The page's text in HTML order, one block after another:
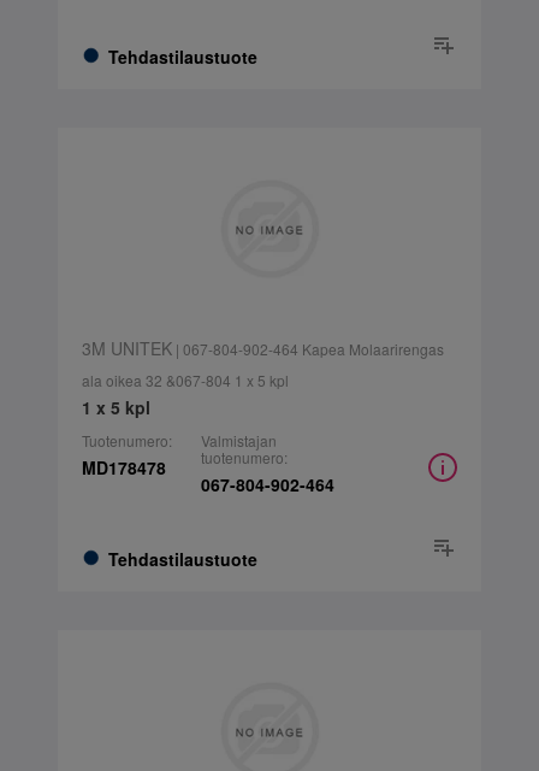
Tehdastilaustuote
3M UNITEK| 067-804-902-464 Kapea Molaarirengas
ala oikea 32 &067-804 1 x 5 kpl
1 x 5 kpl
Tuotenumero:
MD178478
Tehdastilaustuote
Valmistajan
tuotenumero:
067-804-902-464